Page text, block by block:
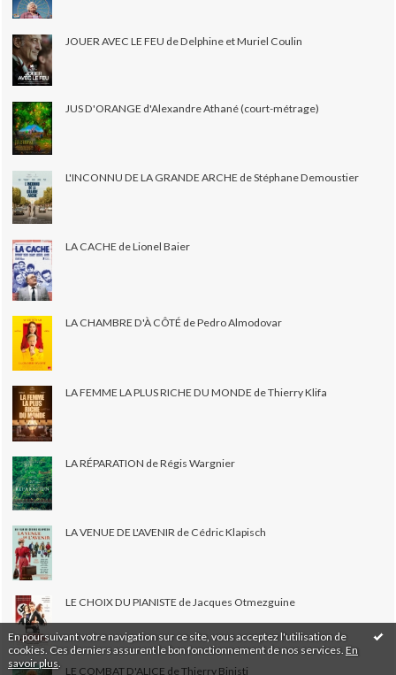
En poursuivant votre navigation sur ce site, vous acceptez l'utilisation de
cookies. Ces derniers assurent le bon fonctionnement de nos services. En
savoir plus
JOUER AVEC LE FEU de Delphine et Muriel Coulin
JUS D'ORANGE d'Alexandre Athané (court-métrage)
L'INCONNU DE LA GRANDE ARCHE de Stéphane Demoustier
LA CACHE de Lionel Baier
LA CHAMBRE D'À CÔTÉ de Pedro Almodovar
LA FEMME LA PLUS RICHE DU MONDE de Thierry Klifa
LA RÉPARATION de Régis Wargnier
LA VENUE DE L'AVENIR de Cédric Klapisch
LE CHOIX DU PIANISTE de Jacques Otmezguine
LE COMBAT D'ALICE de Thierry Binisti